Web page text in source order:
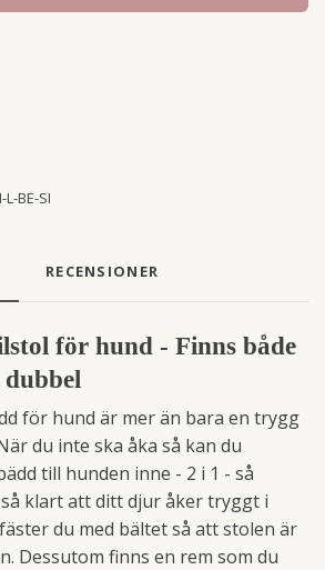
L-BE-SI
RECENSIONER
för hund - Finns både
dubbel
för hund är mer än bara en trygg
du inte ska åka så kan du
till hunden inne - 2 i 1 - så
klart att ditt djur åker tryggt i
du med bältet så att stolen är
Dessutom finns en rem som du